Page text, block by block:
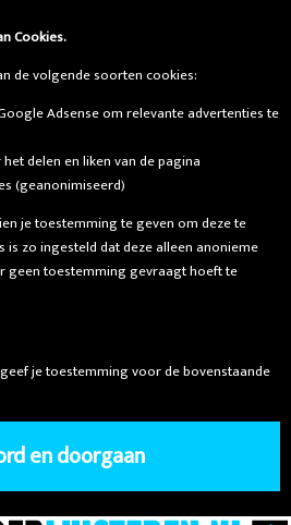
Cookies.
de volgende soorten cookies:
Adsense om relevante advertenties te
delen en liken van de pagina
(geanonimiseerd)
je toestemming te geven om deze te
is zo ingesteld dat deze alleen anonieme
geen toestemming gevraagt hoeft te
je toestemming voor de bovenstaande
en doorgaan